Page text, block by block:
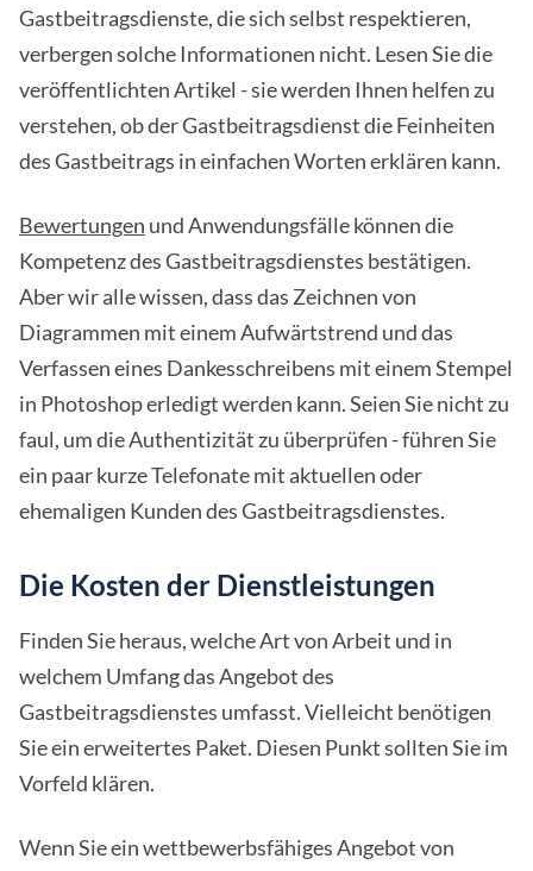
Gastbeitragsdienste, die sich selbst respektieren,
verbergen solche Informationen nicht. Lesen Sie die
veröffentlichten Artikel - sie werden Ihnen helfen zu
verstehen, ob der Gastbeitragsdienst die Feinheiten
des Gastbeitrags in einfachen Worten erklären kann.
Bewertungen und Anwendungsfälle können die
Kompetenz des Gastbeitragsdienstes bestätigen.
Aber wir alle wissen, dass das Zeichnen von
Diagrammen mit einem Aufwärtstrend und das
Verfassen eines Dankesschreibens mit einem Stempel
in Photoshop erledigt werden kann. Seien Sie nicht zu
faul, um die Authentizität zu überprüfen - führen Sie
ein paar kurze Telefonate mit aktuellen oder
ehemaligen Kunden des Gastbeitragsdienstes.
Die Kosten der Dienstleistungen
Finden Sie heraus, welche Art von Arbeit und in
welchem Umfang das Angebot des
Gastbeitragsdienstes umfasst. Vielleicht benötigen
Sie ein erweitertes Paket. Diesen Punkt sollten Sie im
Vorfeld klären.
Wenn Sie ein wettbewerbsfähiges Angebot von